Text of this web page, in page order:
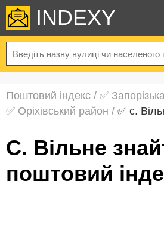
INDEXY
Поштовий індекс / ✅
✅ Оріхівський район / ✅ с.
с. Вільне знайти
поштовий